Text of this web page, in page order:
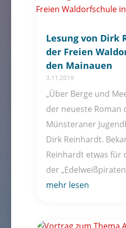
Lesung von Dirk
der Freien
den Mainauen
3.11.2019
„Über Berge und
der neueste Roman
Münsteraner
Dirk Reinhardt.
Reinhardt etwas für
der
mehr lesen